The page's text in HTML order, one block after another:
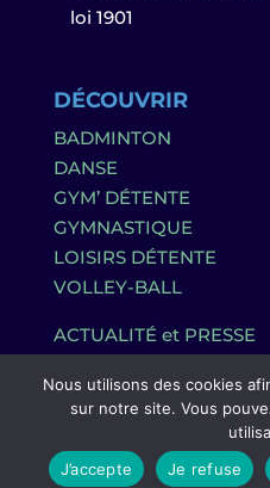
loi 1901
DÉCOUVRIR
BADMINTON
DANSE
GYM’ DÉTENTE
GYMNASTIQUE
LOISIRS DÉTENTE
VOLLEY-BALL
ACTUALITÉ et PRESSE
Nous utilisons des cookies
sur notre site. Vous
J’accepte
Je refuse